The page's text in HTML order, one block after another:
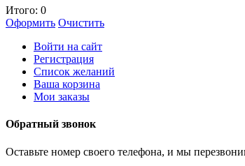
Итого: 0
Оформить Очистить
Войти на сайт
Регистрация
Список желаний
Ваша корзина
Мои заказы
Обратный звонок
Оставьте номер своего телефона, и мы